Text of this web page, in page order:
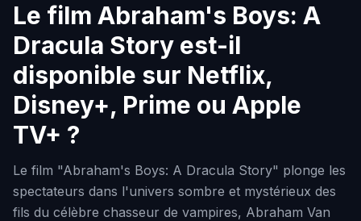
Le film Abraham's Boys: A
Dracula Story est-il
disponible sur Netflix,
Disney+, Prime ou Apple
TV+ ?
Le film "Abraham's Boys: A Dracula Story" plonge les
spectateurs dans l'univers sombre et mystérieux des
fils du célèbre chasseur de vampires, Abraham Van